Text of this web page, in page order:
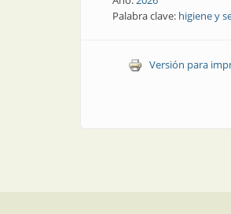
Palabra clave: higiene y
Versión para